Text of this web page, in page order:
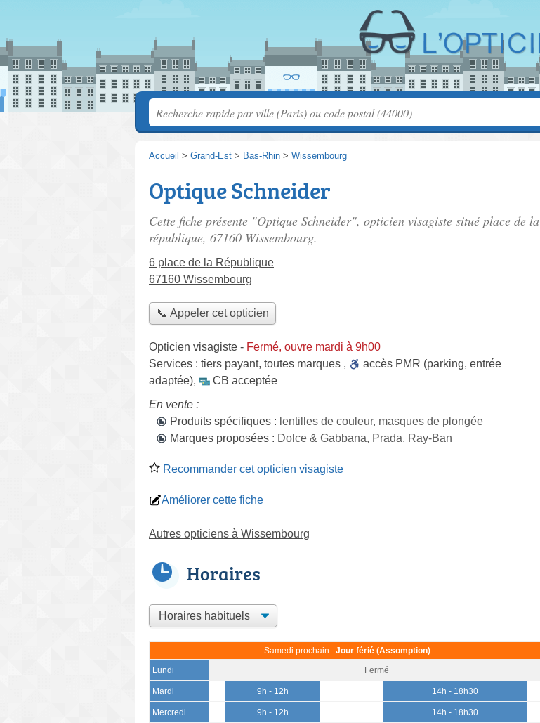
Accueil > Grand-Est > Bas-Rhin > Wissembourg
Optique Schneider
Cette fiche présente "Optique Schneider", opticien visagiste situé place de la
république, 67160 Wissembourg.
6 place de la République
67160 Wissembourg
📞 Appeler cet opticien
Opticien visagiste - Fermé, ouvre mardi à 9h00
Services : tiers payant, toutes marques , accès PMR (parking, entrée
adaptée),
CB acceptée
En vente :
Produits spécifiques : lentilles de couleur, masques de plongée
Marques proposées : Dolce & Gabbana, Prada, Ray-Ban
Recommander cet opticien visagiste
Améliorer cette fiche
Autres opticiens à Wissembourg
Horaires
Samedi prochain : Jour férié (Assomption)
Lundi Fermé
Mardi 9h - 12h 14h - 18h30
Mercredi 9h - 12h 14h - 18h30